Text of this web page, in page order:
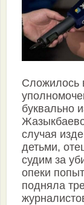
Сложилось
буквально
случая
детьми,
судим за
опеки
подняла